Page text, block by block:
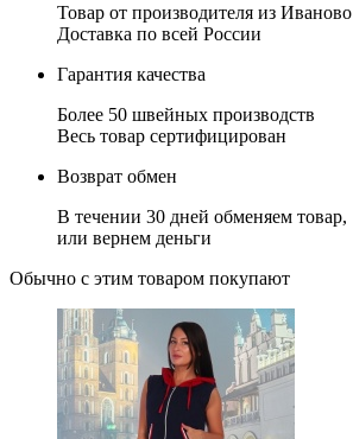
Товар от производителя из Иваново
Доставка по всей России
Гарантия качества
Более 50 швейных производств
Весь товар сертифицирован
Возврат обмен
В течении 30 дней обменяем товар,
или вернем деньги
Обычно с этим товаром покупают